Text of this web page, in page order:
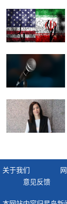
关于我们
意见反馈